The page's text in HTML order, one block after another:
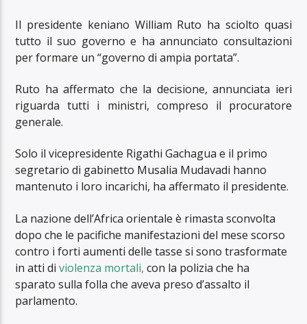
Il presidente keniano William Ruto ha sciolto quasi
tutto il suo governo e ha annunciato consultazioni
per formare un “governo di ampia portata”.
Ruto ha affermato che la decisione, annunciata ieri
riguarda tutti i ministri, compreso il procuratore
generale.
Solo il vicepresidente Rigathi Gachagua e il primo
segretario di gabinetto Musalia Mudavadi hanno
mantenuto i loro incarichi, ha affermato il presidente.
La nazione dell’Africa orientale è rimasta sconvolta
dopo che le pacifiche manifestazioni del mese scorso
contro i forti aumenti delle tasse si sono trasformate
in atti diviolenza mortali, con la polizia che ha
sparato sulla folla che aveva preso d’assalto il
parlamento.